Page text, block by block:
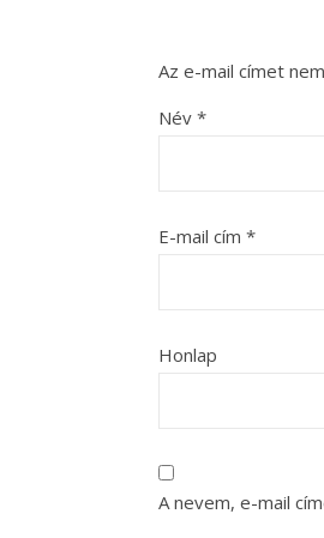
Az e-mail címet
Név *
E-mail cím *
Honlap
A nevem, e-mail